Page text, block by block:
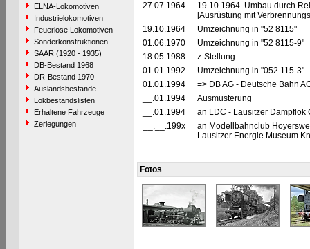
ELNA-Lokomotiven
Industrielokomotiven
Feuerlose Lokomotiven
Sonderkonstruktionen
SAAR (1920 - 1935)
DB-Bestand 1968
DR-Bestand 1970
Auslandsbestände
Lokbestandslisten
Erhaltene Fahrzeuge
Zerlegungen
27.07.1964 - 19.10.1964 Umbau durch
[Ausrüstung mit
19.10.1964
Umzeichnung in "52 8115"
01.06.1970
Umzeichnung in "52 8115-9"
18.05.1988
z-Stellung
01.01.1992
Umzeichnung in "052 115-3"
01.01.1994
=> DB AG - Deutsche Bahn
__.01.1994
Ausmusterung
__.01.1994
an LDC - Lausitzer Dampflok
__.__.199x
an Modellbahnclub
Lausitzer Energie Museum
Fotos